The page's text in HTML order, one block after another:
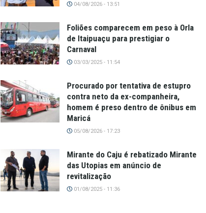
04/08/2026 - 13:51
Foliões comparecem em peso à Orla
de Itaipuaçu para prestigiar o
Carnaval
03/03/2025 - 11:54
Procurado por tentativa de estupro
contra neto da ex-companheira,
homem é preso dentro de ônibus em
Maricá
05/08/2026 - 17:23
Mirante do Caju é rebatizado Mirante
das Utopias em anúncio de
revitalização
01/08/2025 - 11:36